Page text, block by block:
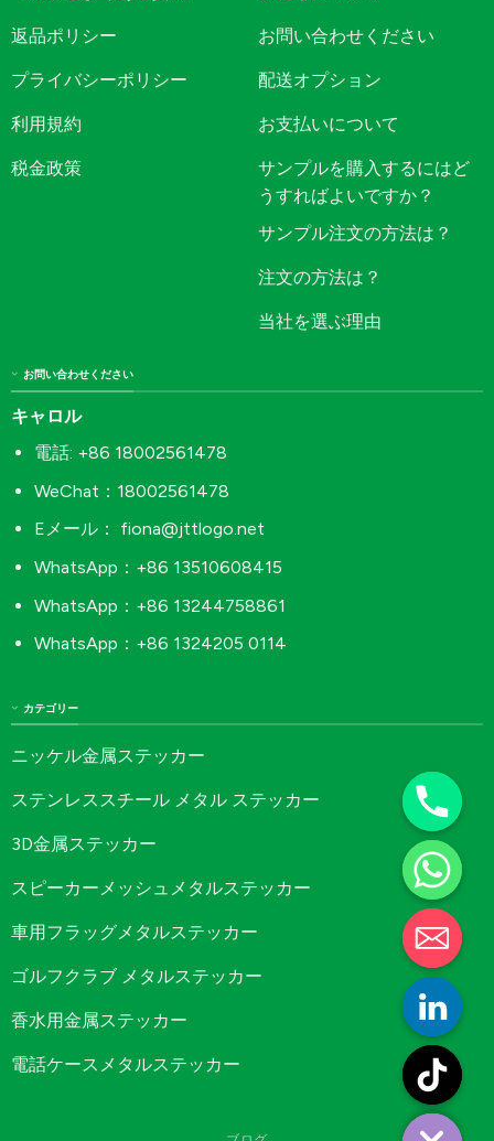
返品ポリシー
プライバシーポリシー
利用規約
税金政策
お問い合わせください
配送オプション
お支払いについて
サンプルを購入するにはど
うすればよいですか？
サンプル注文の方法は？
注文の方法は？
当社を選ぶ理由
カテゴリー
ニッケル金属ステッカー
ステンレススチール メタル ステッカー
3D金属ステッカー
スピーカーメッシュメタルステッカー
車用フラッグメタルステッカー
ゴルフクラブ メタルステッカー
香水用金属ステッカー
電話ケースメタルステッカー
お問い合わせください
キャロル
電話: +86 18002561478
WeChat：18002561478
Eメール： fiona@jttlogo.net
WhatsApp：+86 13510608415
WhatsApp：+86 13244758861
WhatsApp：+86 1324205 0114